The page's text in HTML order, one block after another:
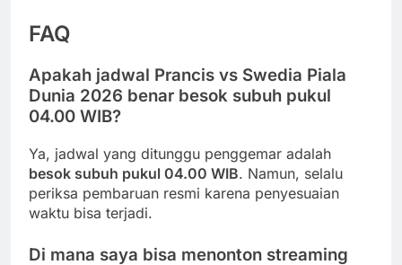
FAQ
Apakah jadwal Prancis vs Swedia Piala
Dunia 2026 benar besok subuh pukul
04.00 WIB?
Ya, jadwal yang ditunggu penggemar adalah
besok subuh pukul 04.00 WIB. Namun, selalu
periksa pembaruan resmi karena penyesuaian
waktu bisa terjadi.
Di mana saya bisa menonton streaming